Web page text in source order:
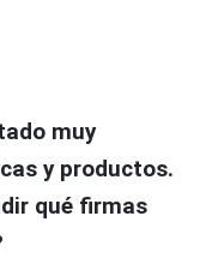
muy
y productos.
qué firmas